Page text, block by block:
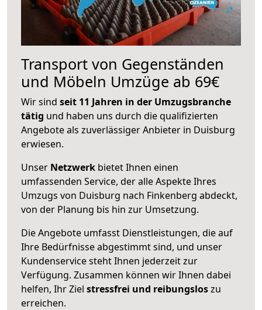
Transport von Gegenständen
und Möbeln Umzüge ab 69€
Wir sind seit 11 Jahren in der Umzugsbranche
tätig und haben uns durch die qualifizierten
Angebote als zuverlässiger Anbieter in Duisburg
erwiesen.
Unser Netzwerk bietet Ihnen einen
umfassenden Service, der alle Aspekte Ihres
Umzugs von Duisburg nach Finkenberg abdeckt,
von der Planung bis hin zur Umsetzung.
Die Angebote umfasst Dienstleistungen, die auf
Ihre Bedürfnisse abgestimmt sind, und unser
Kundenservice steht Ihnen jederzeit zur
Verfügung. Zusammen können wir Ihnen dabei
helfen, Ihr Ziel stressfrei und reibungsloszu
erreichen.